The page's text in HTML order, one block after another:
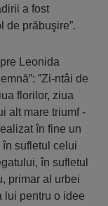
a fost
de prăbuşire”.
Leonida
”Zi-ntâi de
florilor, ziua
alt mare triumf -
în fine un
sufletul celui
în sufletul
primar al urbei
lui pentru o idee